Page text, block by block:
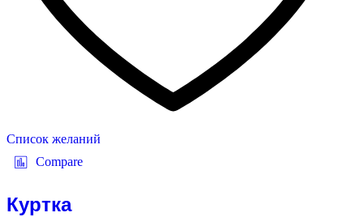
Список желаний
Compare
Куртка